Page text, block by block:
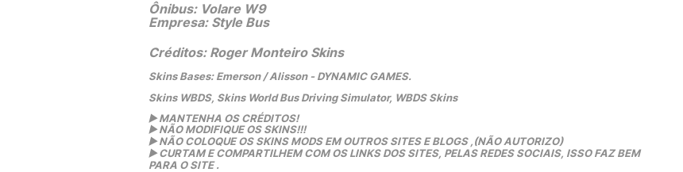
Ônibus: Volare W9
Empresa: Style Bus
Créditos: Roger Monteiro Skins
Skins Bases: Emerson / Alisson - DYNAMIC GAMES.
Skins WBDS, Skins World Bus Driving Simulator, WBDS Skins
▶️ MANTENHA OS CRÉDITOS!
▶️ NÃO MODIFIQUE OS SKINS!!!
▶️ NÃO COLOQUE OS SKINS MODS EM OUTROS SITES E BLOGS ,(NÃO AUTORIZO)
▶️ CURTAM E COMPARTILHEM COM OS LINKS DOS SITES, PELAS REDES SOCIAIS, ISSO FAZ BEM
PARA O SITE .